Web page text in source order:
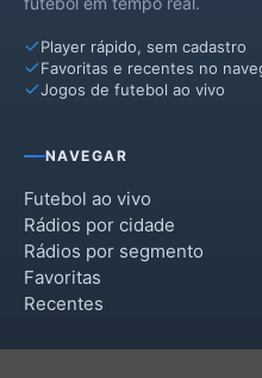
Pedrinhas Paulista
Platina
Quatá
Tarumã
Player rápido, sem cadastro
Favoritas e recentes no
Jogos de futebol ao vivo
NAVEGAR
Futebol ao vivo
Rádios por cidade
Rádios por segmento
Favoritas
Recentes